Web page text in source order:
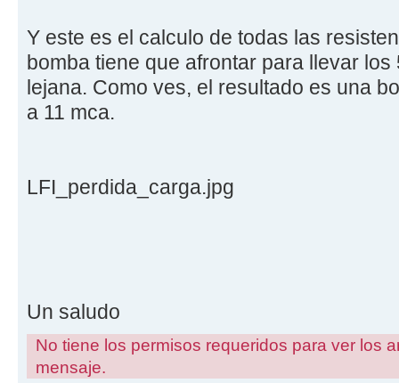
Y este es el calculo de todas las
bomba tiene que afrontar para llevar
lejana. Como ves, el resultado es una
a 11 mca.
LFI_perdida_carga.jpg
Un saludo
No tiene los permisos requeridos para ver los
mensaje.